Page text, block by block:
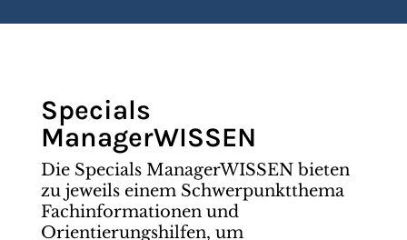
Specials
ManagerWISSEN
Die Specials ManagerWISSEN bieten
zu jeweils einem Schwerpunktthema
Fachinformationen und
Orientierungshilfen, um